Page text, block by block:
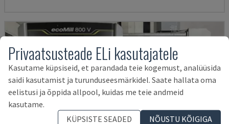
Privaatsusteade ELi kasutajatele
Kasutame küpsiseid, et parandada teie kogemust, analüüsida
saidi kasutamist ja turunduseesmärkidel. Saate hallata oma
eelistusi ja õppida allpool, kuidas me teie andmeid
kasutame.
KÜPSISTE SEADED
NÕUSTU KÕIGIGA